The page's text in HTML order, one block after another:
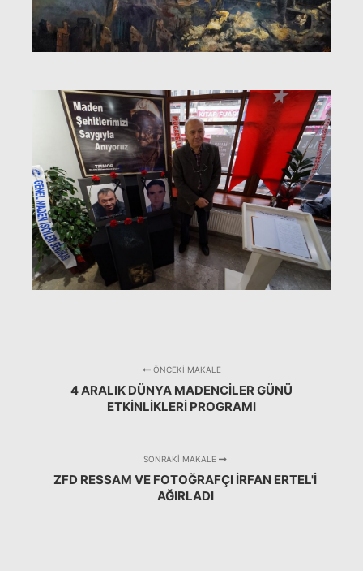
ÖNCEKI MAKALE
4 ARALIK DÜNYA MADENCILER GÜNÜ
ETKINLIKLERI PROGRAMI
SONRAKI MAKALE
ZFD RESSAM VE FOTOĞRAFÇI İRFAN ERTEL'I
AĞIRLADI